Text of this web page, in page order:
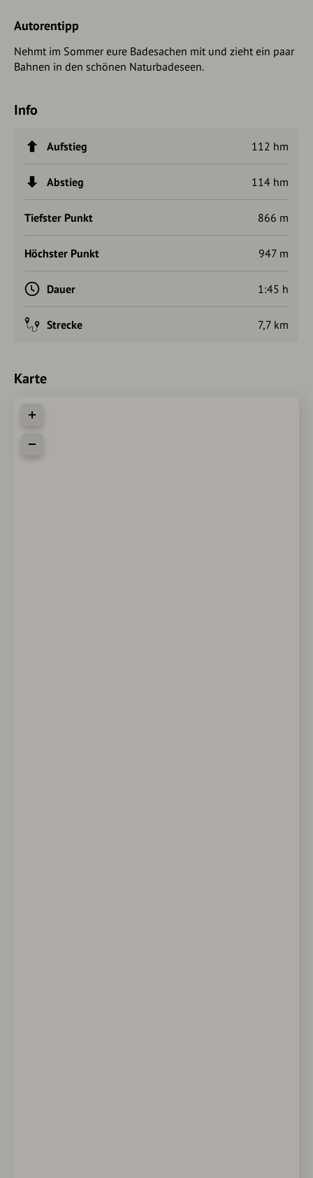
Autorentipp
Nehmt im Sommer eure Badesachen mit und zieht ein paar
Bahnen in den schönen Naturbadeseen.
Info
Aufstieg 112 hm
Abstieg 114 hm
Tiefster Punkt 866 m
Höchster Punkt 947 m
Dauer 1:45 h
Strecke 7,7 km
Karte